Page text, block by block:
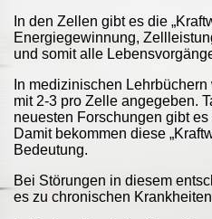
In den Zellen gibt es die
Energiegewinnung,
und somit alle
In medizinischen
mit 2-3 pro Zelle angegeben.
neuesten Forschungen gibt
Damit bekommen diese
Bedeutung.
Bei Störungen in diesem
es zu chronischen